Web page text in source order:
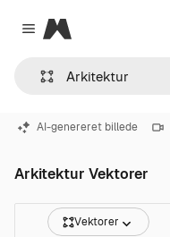
Close menu
Magnific
AI-genereret billede
Arkitektur Vektorer
Vektorer